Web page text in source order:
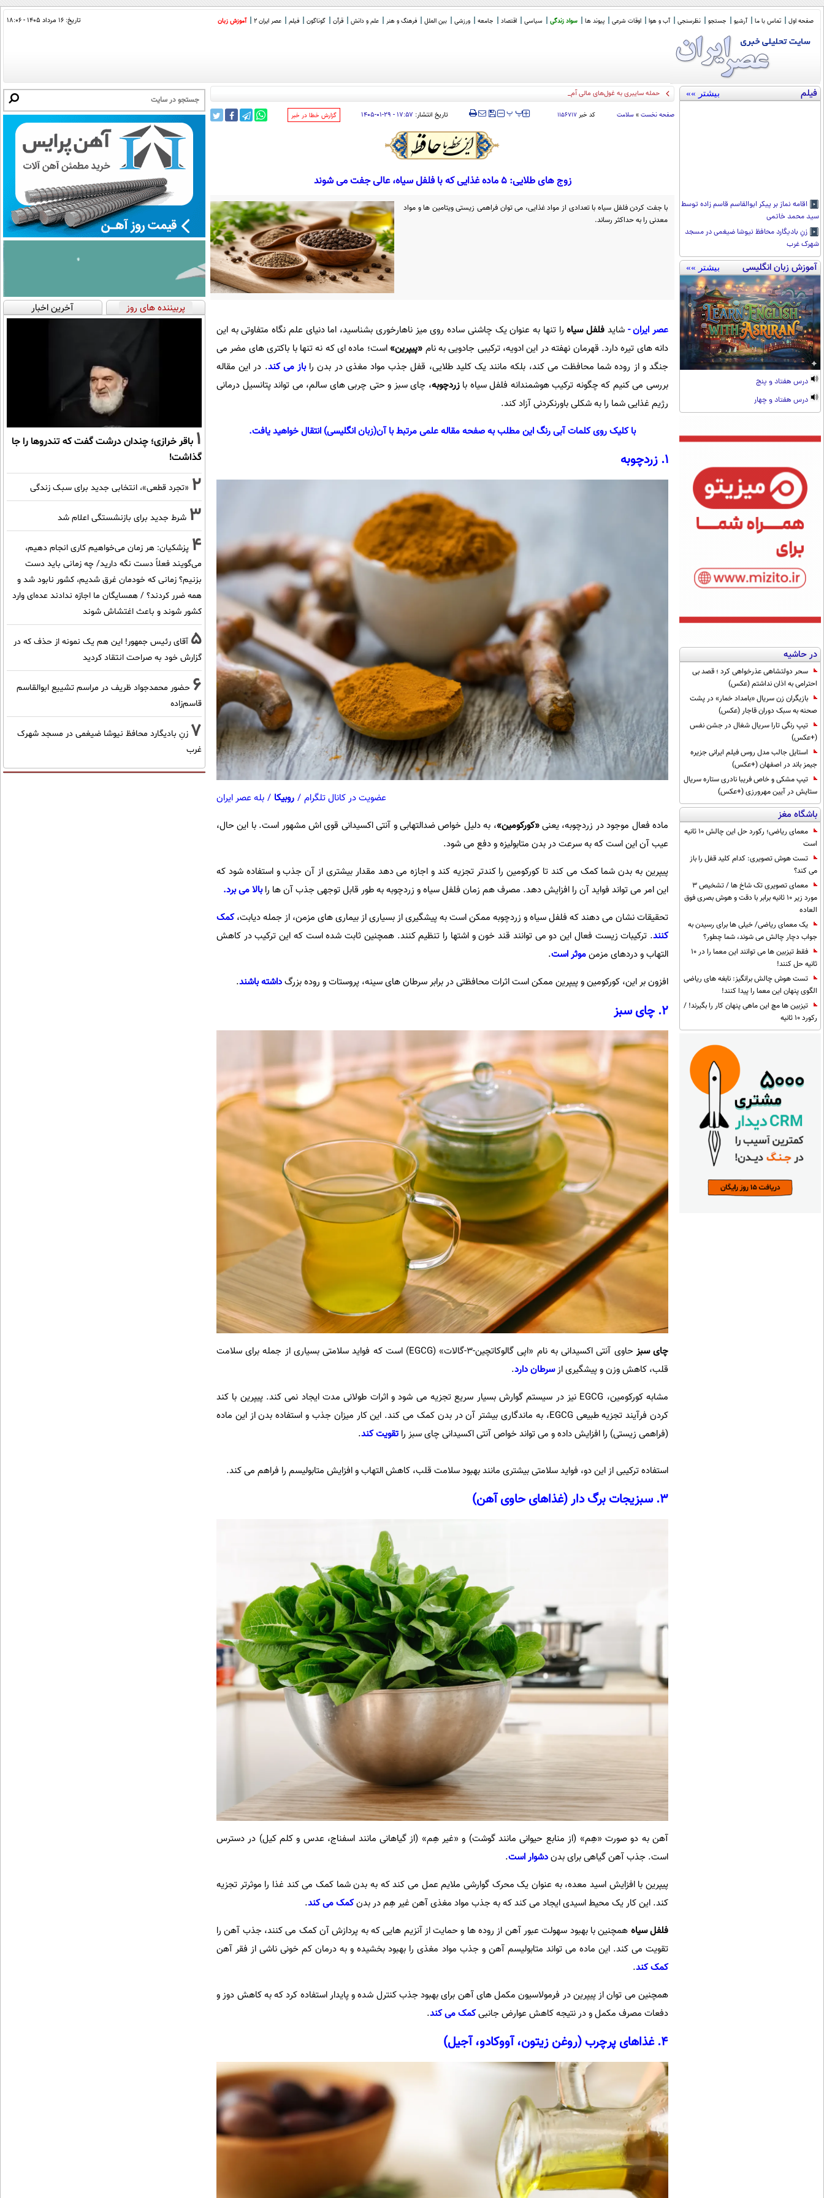
صفحه اول تماس با ما آرشیو جستجو نظرسنجی آب و هوا اوقات شرعی پیوند ها سواد زندگی سیاسی اقتصاد جامعه ورزشی بین الملل فرهنگ و هنر علم و دانش قرآن گوناگون فیلم عصر ایران 2 آموزش زبان تاریخ: ۱۶ مرداد ۱۴۰۵ - ۱۸:۰۶
فیلم بیشتر »»
اقامه نماز بر پیکر ابوالقاسم قاسم زاده توسط
سید محمد خاتمی
زنِ بادیگارد محافظ نیوشا ضیغمی در مسجد
شهرک غرب
آموزش زبان انگلیسی بیشتر »»
درس هفتاد و پنج
درس هفتاد و چهار
در حاشیه
سحر دولتشاهی عذرخواهی کرد ؛ قصد بی
احترامی به اذان نداشتم (عکس)
بازیگران زن سریال «بامداد خمار» در پشت
صحنه به سبک دوران قاجار (عکس)
تیپ رنگی تارا سریال شغال در جشن نفس
(+عکس)
استایل جالب مدل روس فیلم ایرانی جزیره
جیمز باند در اصفهان (+عکس)
تیپ مشکی و خاص فریبا نادری ستاره سریال
ستایش در آیین مهرورزی (+عکس)
باشگاه مغز
معمای ریاضی؛ رکورد حل این چالش 10 ثانیه
است
تست هوش تصویری: کدام کلید قفل را باز
می کند؟
معمای تصویری تک شاخ ها / تشخیص 3
مورد زیر 10 ثانیه برابر با دقت و هوش بصری فوق
العاده
یک معمای ریاضی/ خیلی ها برای رسیدن به
جواب دچار چالش می شوند، شما چطور؟
فقط تیزبین ها می توانند این معما را در 10
ثانیه حل کنند!
تست هوش چالش برانگیز: نابغه های ریاضی
الگوی پنهان این معما را پیدا کنند!
تیزبین ها مچ این ماهی پنهان کار را بگیرند! /
رکورد 10 ثانیه
حمله سایبری به غول‌های مالی آمریکا/ هکرها سراغ بلک‌استون و آپ
صفحه نخست » سلامت کد خبر ۱۱۵۶۷۱۷ ‍‍‍ پ پ تاریخ انتشار: ۱۷:۵۷ - ۲۹-۰۱-۱۴۰۵ ‌گزارش خطا در خبر
زوج های طلایی: 5 ماده غذایی که با فلفل سیاه، عالی جفت می شوند
با جفت کردن فلفل سیاه با تعدادی از مواد غذایی، می توان فراهمی زیستی ویتامین ها و مواد
معدنی را به حداکثر رساند.
عصر ایران- شاید فلفل سیاهرا تنها به عنوان یک چاشنی ساده روی میز ناهارخوری بشناسید، اما دنیای علم نگاه متفاوتی به این
دانه های تیره دارد. قهرمان نهفته در این ادویه، ترکیبی جادویی به نام «پیپرین» است؛ ماده ای که نه تنها با باکتری های مضر می
جنگد و از روده شما محافظت می کند، بلکه مانند یک کلید طلایی، قفل جذب مواد مغذی در بدن راباز می کند. در این مقاله
بررسی می کنیم که چگونه ترکیب هوشمندانه فلفل سیاه بازردچوبه، چای سبز و حتی چربی های سالم، می تواند پتانسیل درمانی
رژیم غذایی شما را به شکلی باورنکردنی آزاد کند.
با کلیک روی کلمات آبی رنگ این مطلب به صفحه مقاله علمی مرتبط با آن(زبان انگلیسی) انتقال خواهید یافت.
1. زردچوبه
عضویت در کانال تلگرام / روبیکا / بله عصر ایران
ماده فعال موجود در زردچوبه، یعنی«کورکومین»، به دلیل خواص ضدالتهابی و آنتی اکسیدانی قوی اش مشهور است. با این حال،
عیب آن این است که به سرعت در بدن متابولیزه و دفع می شود.
پیپرین به بدن شما کمک می کند تا کورکومین را کندتر تجزیه کند و اجازه می دهد مقدار بیشتری از آن جذب و استفاده شود که
این امر می تواند فواید آن را افزایش دهد. مصرف هم زمان فلفل سیاه و زردچوبه به طور قابل توجهی جذب آن ها رابالا می برد.
تحقیقات نشان می دهند که فلفل سیاه و زردچوبه ممکن است به پیشگیری از بسیاری از بیماری های مزمن، از جمله دیابت،کمک
کنند. ترکیبات زیست فعال این دو می توانند قند خون و اشتها را تنظیم کنند. همچنین ثابت شده است که این ترکیب در کاهش
التهاب و دردهای مزمنموثر است.
افزون بر این، کورکومین و پیپرین ممکن است اثرات محافظتی در برابر سرطان های سینه، پروستات و روده بزرگداشته باشند.
2. چای سبز
چای سبز
حاوی آنتی اکسیدانی به نام «اپی گالوکاتچین-3-گالات» (EGCG) است که فواید سلامتی بسیاری از جمله برای سلامت
قلب، کاهش وزن و پیشگیری ازسرطان دارد.
مشابه کورکومین، EGCG نیز در سیستم گوارش بسیار سریع تجزیه می شود و اثرات طولانی مدت ایجاد نمی کند. پیپرین با کند
کردن فرآیند تجزیه طبیعی EGCG، به ماندگاری بیشتر آن در بدن کمک می کند. این کار میزان جذب و استفاده بدن از این ماده
(فراهمی زیستی) را افزایش داده و می تواند خواص آنتی اکسیدانی چای سبز را تقویت کند.
استفاده ترکیبی از این دو، فواید سلامتی بیشتری مانند بهبود سلامت قلب، کاهش التهاب و افزایش متابولیسم را فراهم می کند.
3. سبزیجات برگ دار (غذاهای حاوی آهن)
آهن به دو صورت «هِم» (از منابع حیوانی مانند گوشت) و «غیر هِم» (از گیاهانی مانند اسفناج، عدس و کلم کیل) در دسترس
است. جذب آهن گیاهی برای بدندشوار است.
پیپرین با افزایش اسید معده، به عنوان یک محرک گوارشی ملایم عمل می کند که به بدن شما کمک می کند غذا را موثرتر تجزیه
کند. این کار یک محیط اسیدی ایجاد می کند که به جذب مواد مغذی آهن غیر هِم در بدنکمک می کند.
فلفل سیاه همچنین با بهبود سهولت عبور آهن از روده ها و حمایت از آنزیم هایی که به پردازش آن کمک می کنند، جذب آهن را
تقویت می کند. این ماده می تواند متابولیسم آهن و جذب مواد مغذی را بهبود بخشیده و به درمان کم خونی ناشی از فقر آهن
کمک کند.
همچنین می توان از پیپرین در فرمولاسیون مکمل های آهن برای بهبود جذب کنترل شده و پایدار استفاده کرد که به کاهش دوز و
دفعات مصرف مکمل و در نتیجه کاهش عوارض جانبیکمک می کند.
4. غذاهای پرچرب (روغن زیتون، آووکادو، آجیل)
پربیننده های روز آخرین اخبار
1 باقر خرازی؛ چندان درشت گفت که تندروها را جا
گذاشت!
2 «تجرد قطعی»، انتخابی جدید برای سبک زندگی
3 شرط جدید برای بازنشستگی اعلام شد
4 پزشکیان: هر زمان می‌خواهیم کاری انجام دهیم،
می‌گویند فعلاً دست نگه دارید/ چه زمانی باید دست
بزنیم؟ زمانی که خودمان غرق شدیم، کشور نابود شد و
همه ضرر کردند؟ / همسایگان ما اجازه ندادند عده‌ای وارد
کشور شوند و باعث اغتشاش شوند
5 آقای رئیس جمهور! این هم یک نمونه از حذف که در
گزارش خود به صراحت انتقاد کردید
6 حضور محمدجواد ظریف در مراسم تشییع ابوالقاسم
قاسم‌زاده
7 زنِ بادیگارد محافظ نیوشا ضیغمی در مسجد شهرک
غرب